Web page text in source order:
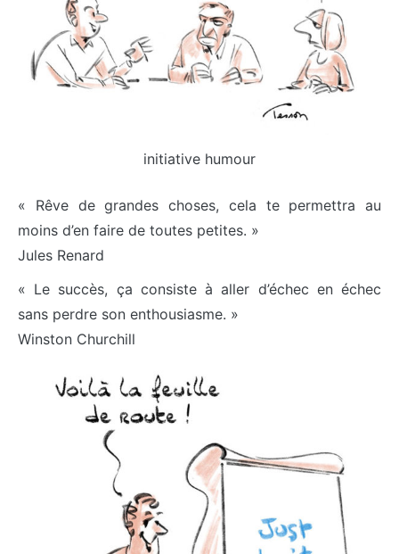
initiative humour
« Rêve de grandes choses, cela te permettra au
moins d’en faire de toutes petites. »
Jules Renard
« Le succès, ça consiste à aller d’échec en échec
sans perdre son enthousiasme. »
Winston Churchill